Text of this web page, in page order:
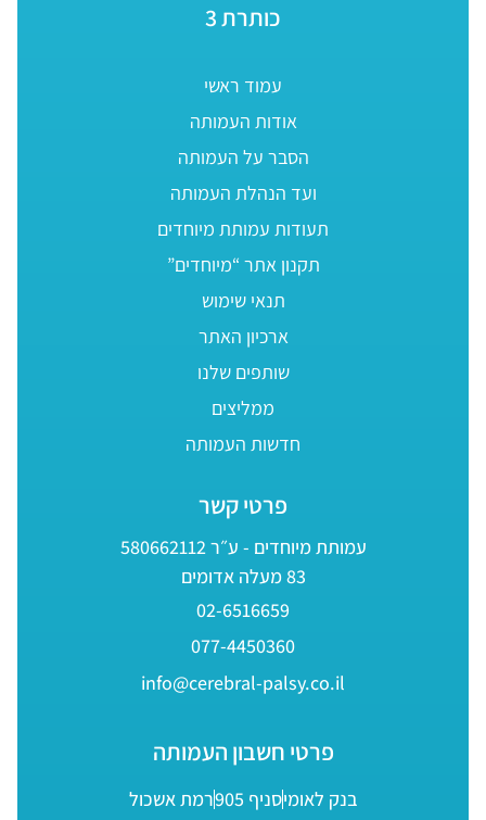
כותרת 3
עמוד ראשי
אודות העמותה
הסבר על העמותה
ועד הנהלת העמותה
תעודות עמותת מיוחדים
תקנון אתר “מיוחדים”
תנאי שימוש
ארכיון האתר
שותפים שלנו
ממליצים
חדשות העמותה
פרטי קשר
עמותת מיוחדים - ע״ר 580662112
83 מעלה אדומים
02-6516659
077-4450360
info@cerebral-palsy.co.il
פרטי חשבון העמותה
בנק לאומיסניף 905
רמת אשכול